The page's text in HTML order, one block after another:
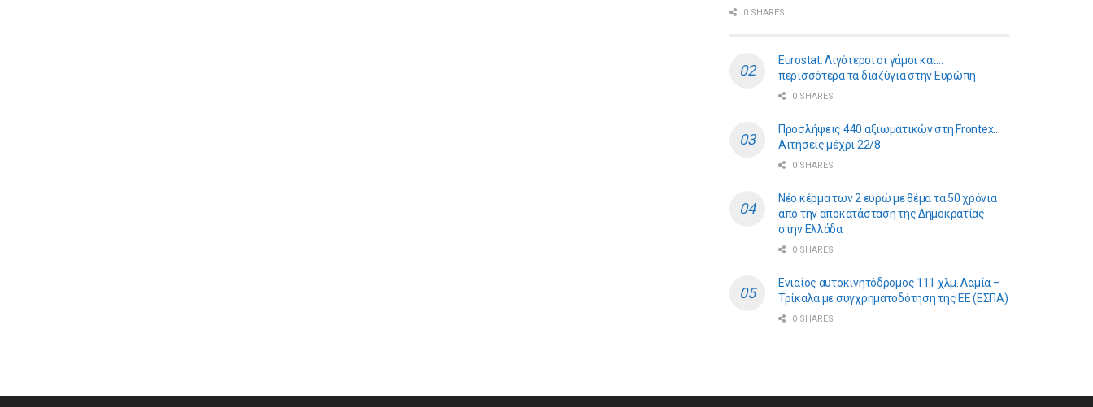
0 SHARES
Eurostat: Λιγότεροι οι γάμοι και…
περισσότερα τα διαζύγια στην Ευρώπη
0 SHARES
Προσλήψεις 440 αξιωματικών στη Frontex…
Αιτήσεις μέχρι 22/8
0 SHARES
Νέο κέρμα των 2 ευρώ με θέμα τα 50 χρόνια
από την αποκατάσταση της Δημοκρατίας
στην Ελλάδα
0 SHARES
Ενιαίος αυτοκινητόδρομος 111 χλμ. Λαμία –
Τρίκαλα με συγχρηματοδότηση της ΕE (ΕΣΠΑ)
0 SHARES